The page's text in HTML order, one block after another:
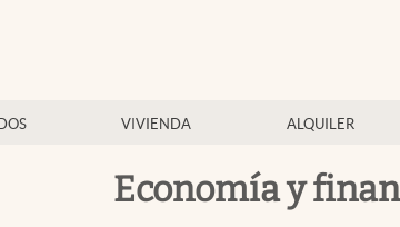
VIVIENDA ALQUILER
Economía y